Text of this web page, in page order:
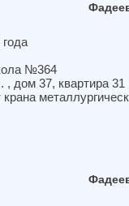
№364
, дом 37, квартира 31